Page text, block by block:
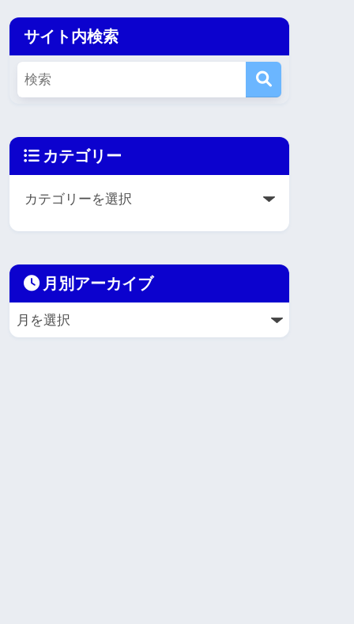
サイト内検索
カテゴリー
月別アーカイブ